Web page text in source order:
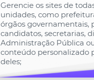
Gerencie os sites de
unidades, como
órgãos governamentais,
candidatos, secretarias,
Administração Pública
conteúdo personalizado
deles;